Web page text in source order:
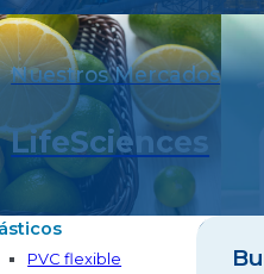
Nuestros Mercados
LifeSciences
PVC flexible